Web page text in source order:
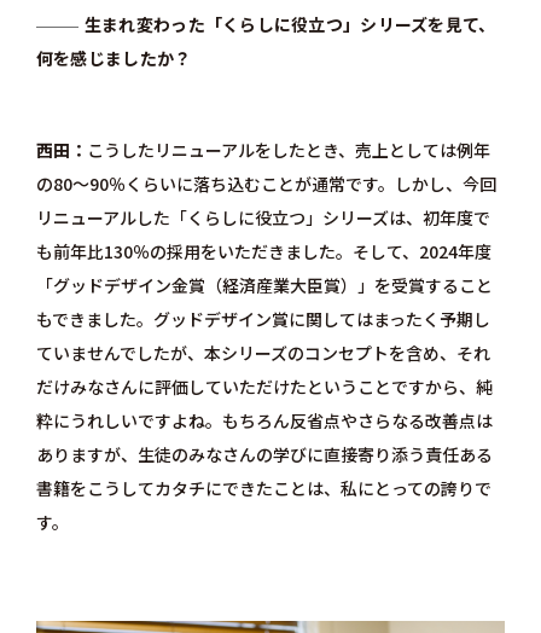
生まれ変わった「くらしに役立つ」シリーズを見て、
何を感じましたか？
西田
こうしたリニューアルをしたとき、売上としては例年
の80～90％くらいに落ち込むことが通常です。しかし、今回
リニューアルした「くらしに役立つ」シリーズは、初年度で
も前年比130％の採用をいただきました。そして、2024年度
「グッドデザイン金賞（経済産業大臣賞）」を受賞すること
もできました。グッドデザイン賞に関してはまったく予期し
ていませんでしたが、本シリーズのコンセプトを含め、それ
だけみなさんに評価していただけたということですから、純
粋にうれしいですよね。もちろん反省点やさらなる改善点は
ありますが、生徒のみなさんの学びに直接寄り添う責任ある
書籍をこうしてカタチにできたことは、私にとっての誇りで
す。